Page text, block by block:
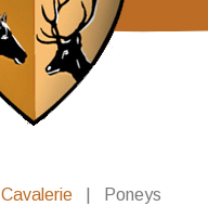
Cavalerie Poneys